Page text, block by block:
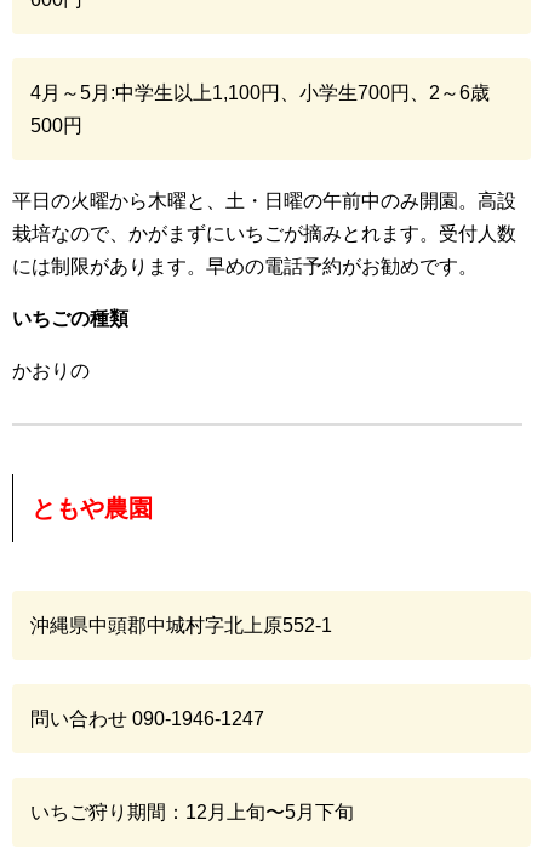
4月～5月:中学生以上1,100円、小学生700円、2～6歳
500円
平日の火曜から木曜と、土・日曜の午前中のみ開園。高設
栽培なので、かがまずにいちごが摘みとれます。受付人数
には制限があります。早めの電話予約がお勧めです。
いちごの種類
かおりの
ともや農園
沖縄県中頭郡中城村字北上原552-1
問い合わせ 090-1946-1247
いちご狩り期間：12月上旬〜5月下旬